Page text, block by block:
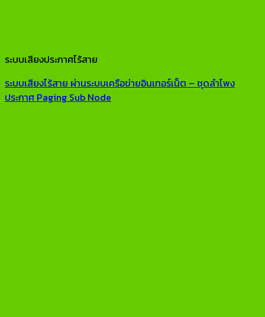
ระบบเสียงประกาศไร้สาย
ระบบเสียงไร้สาย ผ่านระบบเครือข่ายอินเทอร์เน็ต – ชุดลำโพง
ประกาศ Paging Sub Node